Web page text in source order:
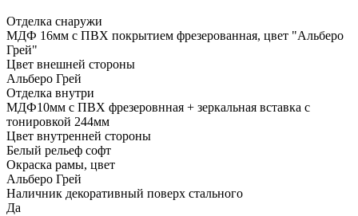
Отделка снаружи
МДФ 16мм с ПВХ покрытием фрезерованная, цвет "Альберо
Грей"
Цвет внешней стороны
Альберо Грей
Отделка внутри
МДФ10мм с ПВХ фрезеровнная + зеркальная вставка с
тонировкой 244мм
Цвет внутренней стороны
Белый рельеф софт
Окраска рамы, цвет
Альберо Грей
Наличник декоративный поверх стального
Да